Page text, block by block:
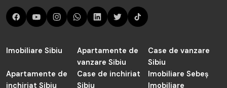
contact@taboo.ro
Program
Luni - Vineri: 09:00 - 18:00
Imobiliare Sibiu
Apartamente de
vanzare Sibiu
Case de vanzare
Sibiu
Apartamente de
inchiriat Sibiu
Case de inchiriat
Sibiu
Imobiliare Sebeș
Imobiliare